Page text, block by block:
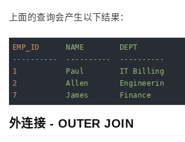
上面的查询会产生以下结果：
EMP_ID
NAME        DEPT
----------
----------  ----------
1
Paul        IT Billing
2
Allen       Engineerin
7
James       Finance
外连接 - OUTER JOIN